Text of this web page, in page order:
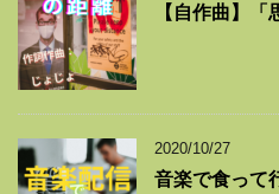
【自作曲】「
2020/10/27
音楽で食って